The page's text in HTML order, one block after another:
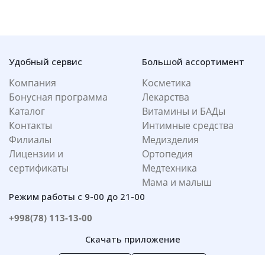
Удобный сервис
Компания
Бонусная программа
Каталог
Контакты
Филиалы
Лицензии и
сертификаты
Большой ассортимент
Косметика
Лекарства
Витамины и БАДы
Интимные средства
Медизделия
Ортопедия
Медтехника
Мама и малыш
Режим работы с 9-00 до 21-00
+998(78) 113-13-00
Скачать приложение